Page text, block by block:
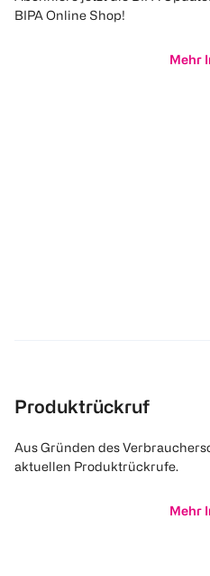
BIPA Online Shop!
Mehr
Produktrückruf
Aus Gründen des
aktuellen Produktrückrufe.
Mehr